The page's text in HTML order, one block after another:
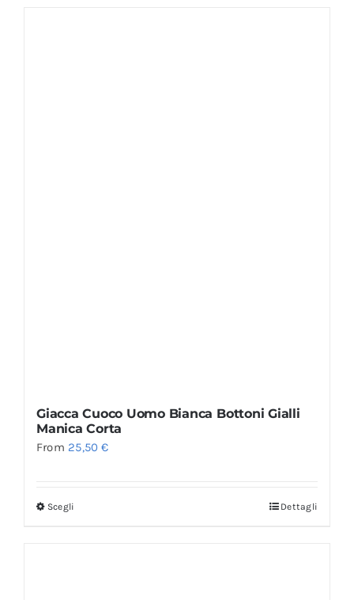
Giacca Cuoco Uomo Bianca Bottoni Gialli
Manica Corta
From 25,50€
Scegli Dettagli